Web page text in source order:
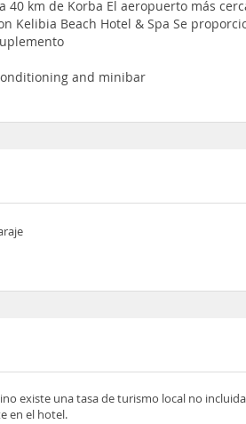
40 km de Korba El aeropuerto más
Kelibia Beach Hotel & Spa Se
and minibar
existe una tasa de turismo local no
en el hotel.